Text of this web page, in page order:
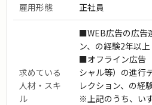
雇用形態 正社員
求めている
人材・スキ
ル
■WEB広告の広告
ン、の経験2年以上
■オフライン広告
シャル等）の進行
レクション、の経
※上記のうち、い